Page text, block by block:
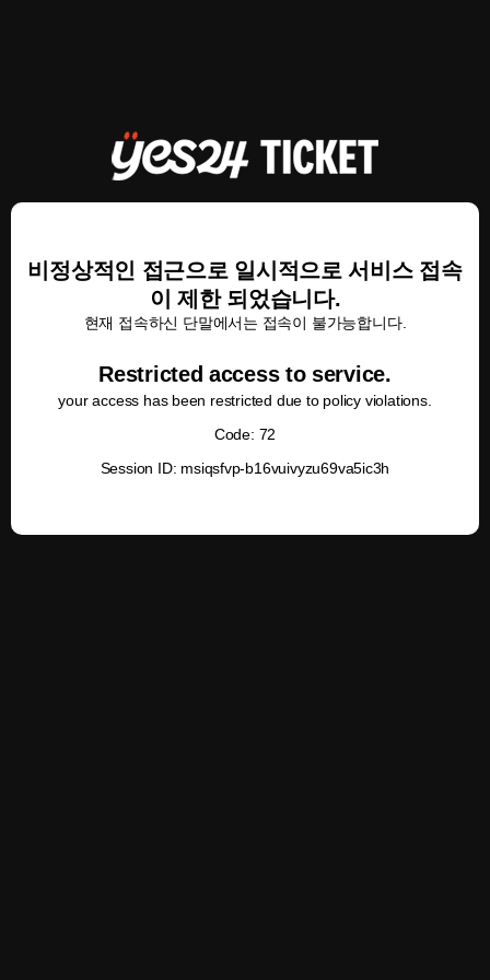
비정상적인 접근으로 일시적으로 서비스 접속
이 제한 되었습니다.
현재 접속하신 단말에서는 접속이 불가능합니다.
Restricted access to service.
your access has been restricted due to policy violations.
Code: 72
Session ID: msiqsfvp-b16vuivyzu69va5ic3h